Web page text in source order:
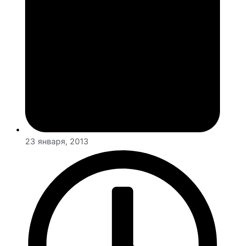
23 января, 2013